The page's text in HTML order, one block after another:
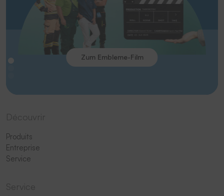
Zum Embleme-Film
Produits
Entreprise
Service